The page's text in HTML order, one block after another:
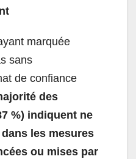
marquée
sans
de confiance
des
%) indiquent ne
les mesures
ou mises par